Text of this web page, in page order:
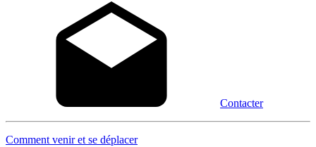
Contacter
Comment venir et se déplacer